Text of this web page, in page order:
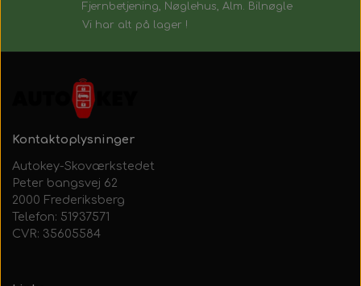
Fjernbetjening, Nøglehus, Alm. Bilnøgle
Vi har alt på lager !
Kontaktoplysninger
Autokey-Skoværkstedet
Peter bangsvej 62
2000 Frederiksberg
Telefon: 51937571
CVR: 35605584